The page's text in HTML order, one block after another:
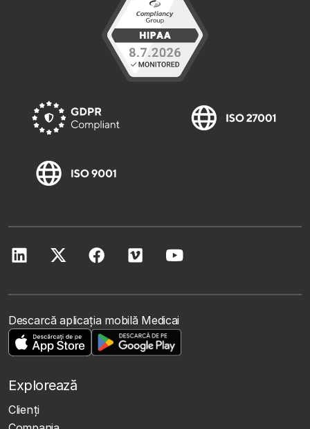
Descarcă aplicația mobilă Medicai
Explorează
Clienţi